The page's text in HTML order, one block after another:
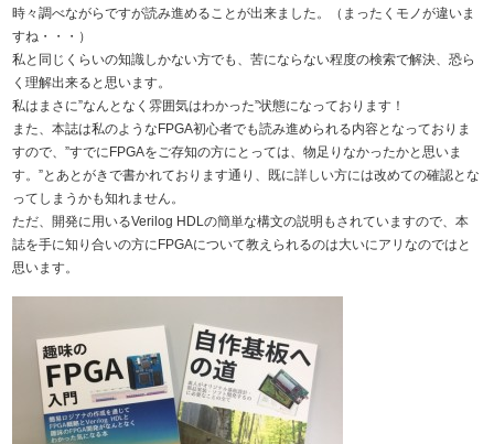
時々調べながらですが読み進めることが出来ました。（まったくモノが違いま
すね・・・）
私と同じくらいの知識しかない方でも、苦にならない程度の検索で解決、恐ら
く理解出来ると思います。
私はまさに”なんとなく雰囲気はわかった”状態になっております！
また、本誌は私のようなFPGA初心者でも読み進められる内容となっておりま
すので、”すでにFPGAをご存知の方にとっては、物足りなかったかと思いま
す。”とあとがきで書かれております通り、既に詳しい方には改めての確認とな
ってしまうかも知れません。
ただ、開発に用いるVerilog HDLの簡単な構文の説明もされていますので、本
誌を手に知り合いの方にFPGAについて教えられるのは大いにアリなのではと
思います。